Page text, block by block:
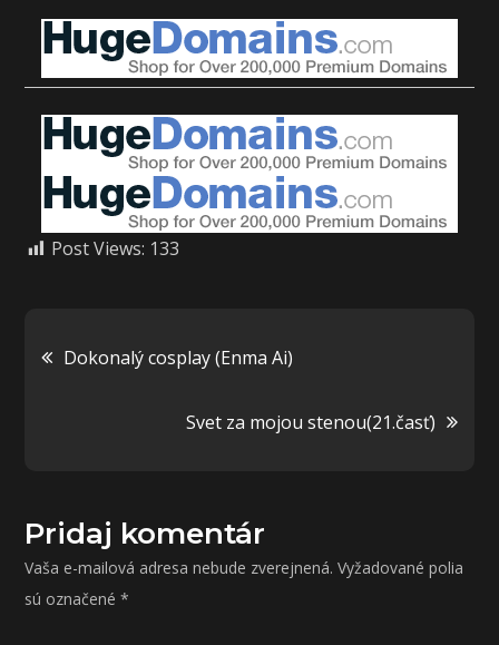
Twilight
Garden
Post Views: 133
Navigácia
Dokonalý cosplay (Enma Ai)
Svet za mojou stenou(21.časť)
Pridaj komentár
Vaša e-mailová adresa nebude zverejnená. Vyžadované polia
sú označené*